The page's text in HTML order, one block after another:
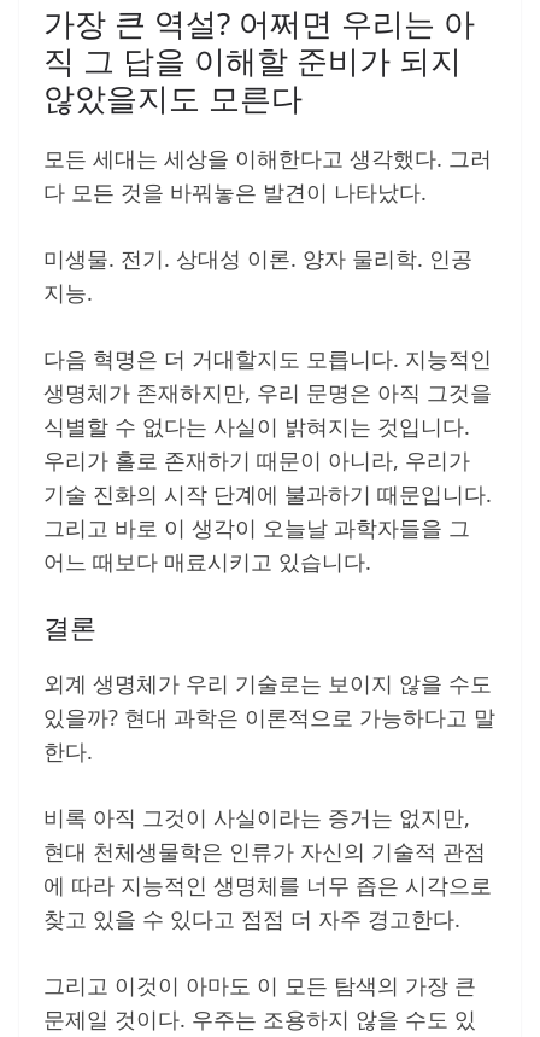
가장 큰 역설? 어쩌면 우리는 아
직 그 답을 이해할 준비가 되지
않았을지도 모른다
모든 세대는 세상을 이해한다고 생각했다. 그러
다 모든 것을 바꿔놓은 발견이 나타났다.
미생물. 전기. 상대성 이론. 양자 물리학. 인공
지능.
다음 혁명은 더 거대할지도 모릅니다. 지능적인
생명체가 존재하지만, 우리 문명은 아직 그것을
식별할 수 없다는 사실이 밝혀지는 것입니다.
우리가 홀로 존재하기 때문이 아니라, 우리가
기술 진화의 시작 단계에 불과하기 때문입니다.
그리고 바로 이 생각이 오늘날 과학자들을 그
어느 때보다 매료시키고 있습니다.
결론
외계 생명체가 우리 기술로는 보이지 않을 수도
있을까? 현대 과학은 이론적으로 가능하다고 말
한다.
비록 아직 그것이 사실이라는 증거는 없지만,
현대 천체생물학은 인류가 자신의 기술적 관점
에 따라 지능적인 생명체를 너무 좁은 시각으로
찾고 있을 수 있다고 점점 더 자주 경고한다.
그리고 이것이 아마도 이 모든 탐색의 가장 큰
문제일 것이다. 우주는 조용하지 않을 수도 있